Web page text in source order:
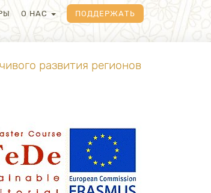
О НАС ПОДДЕРЖАТЬ
развития регионов